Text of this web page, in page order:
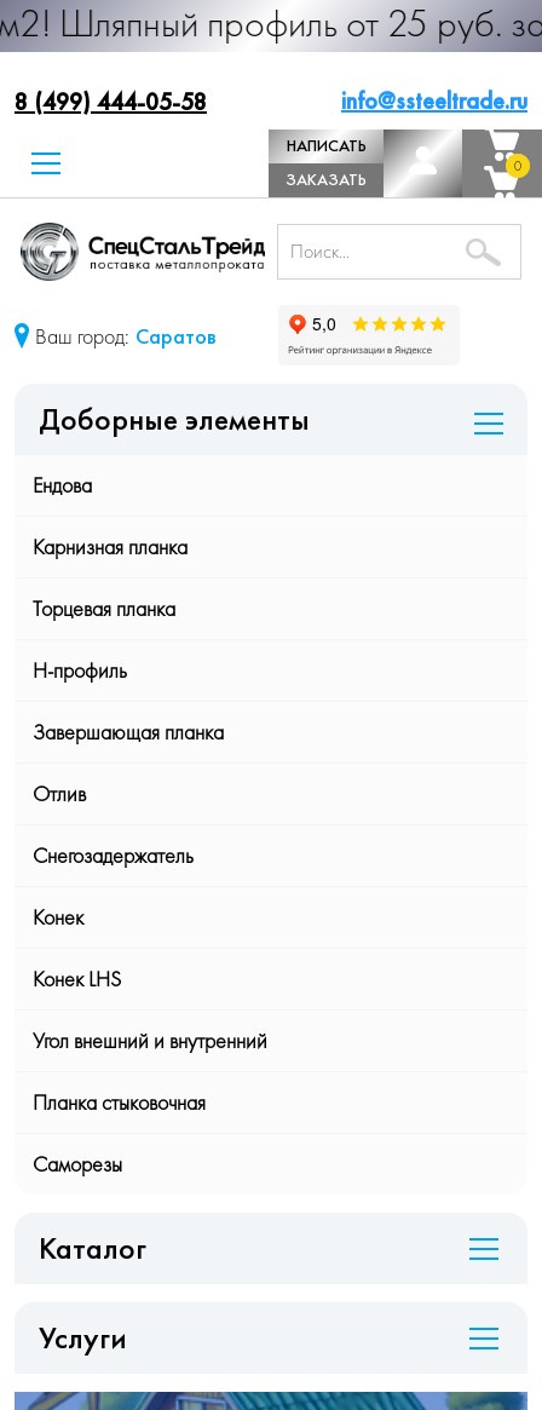
профиль от 25 руб. за м.п.
8 (499) 444-05-58 info@ssteeltrade.ru
НАПИСАТЬ
ДИРЕКТОРУ
ЗАКАЗАТЬ
ЗВОНОК
0
0
Ваш город: Саратов
Доборные элементы
Ендова
Карнизная планка
Торцевая планка
Н-профиль
Завершающая планка
Отлив
Снегозадержатель
Конек
Конек LHS
Угол внешний и внутренний
Планка стыковочная
Саморезы
Каталог
Услуги